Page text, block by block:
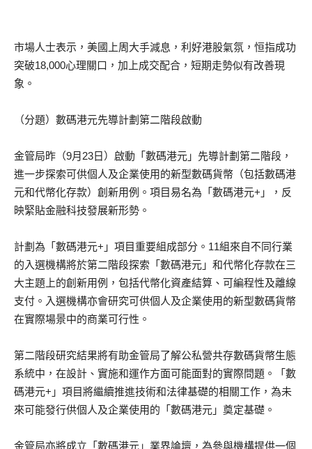
市場人士表示，美國上周大手減息，利好港股氣氛，恒指成功
突破18,000心理關口，加上成交配合，短期走勢似有改善現
象。
（分題）數碼港元先導計劃第二階段啟動
金管局昨（9月23日）啟動「數碼港元」先導計劃第二階段，
進一步探索可供個人及企業使用的新型數碼貨幣（包括數碼港
元和代幣化存款）創新用例。項目易名為「數碼港元+」，反
映緊貼金融科技發展新形勢。
計劃為「數碼港元+」項目重要組成部分。11組來自不同行業
的入選機構將於第二階段探索「數碼港元」和代幣化存款在三
大主題上的創新用例，包括代幣化資產結算、可編程性及離線
支付。入選機構亦會研究可供個人及企業使用的新型數碼貨幣
在實際場景中的商業可行性。
第二階段研究結果將有助金管局了解公私營共存數碼貨幣生態
系統中，在設計、實施和運作方面可能面對的實際問題。「數
碼港元+」項目將繼續推進技術和法律基礎的相關工作，為未
來可能發行供個人及企業使用的「數碼港元」奠定基礎。
金管局亦將成立「數碼港元」業界論壇，為參與機構提供一個